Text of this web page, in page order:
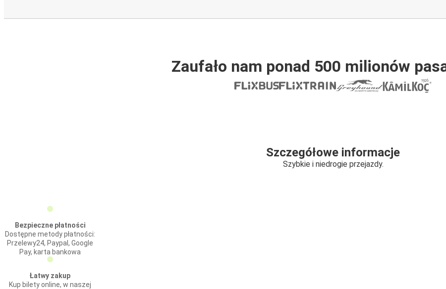
Zaufało nam ponad 500 milionów
Szczegółowe informacje
Szybkie i niedrogie przejazdy.
Bezpieczne płatności
Dostępne metody płatności:
Przelewy24, Paypal, Google
Pay, karta bankowa
Łatwy zakup
Kup bilety online, w naszej